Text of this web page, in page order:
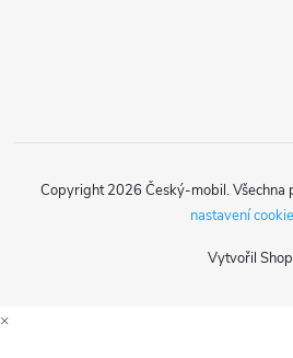
Vytvořil
Copyright 2026 Český-mobil. Všechna
nastavení
×